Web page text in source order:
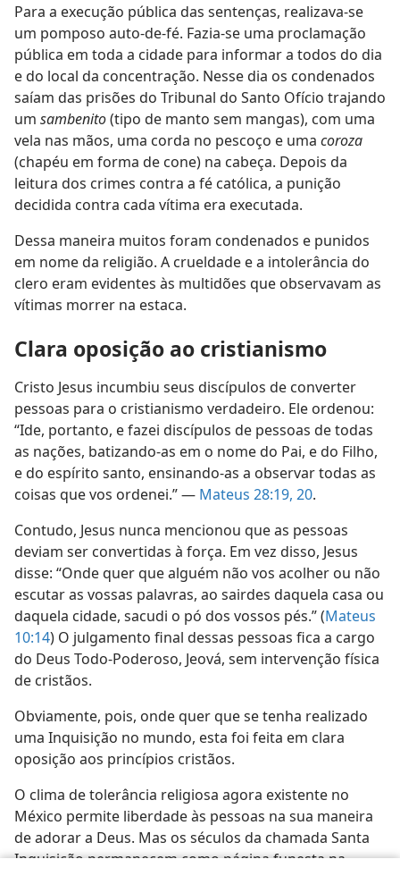
Para a execução pública das sentenças, realizava-se
um pomposo auto-de-fé. Fazia-se uma proclamação
pública em toda a cidade para informar a todos do dia
e do local da concentração. Nesse dia os condenados
saíam das prisões do Tribunal do Santo Ofício trajando
um sambenito(tipo de manto sem mangas), com uma
vela nas mãos, uma corda no pescoço e uma coroza
(chapéu em forma de cone) na cabeça. Depois da
leitura dos crimes contra a fé católica, a punição
decidida contra cada vítima era executada.
Dessa maneira muitos foram condenados e punidos
em nome da religião. A crueldade e a intolerância do
clero eram evidentes às multidões que observavam as
vítimas morrer na estaca.
Clara oposição ao cristianismo
Cristo Jesus incumbiu seus discípulos de converter
pessoas para o cristianismo verdadeiro. Ele ordenou:
“Ide, portanto, e fazei discípulos de pessoas de todas
as nações, batizando-as em o nome do Pai, e do Filho,
e do espírito santo, ensinando-as a observar todas as
coisas que vos ordenei.” — Mateus 28:19, 20.
Contudo, Jesus nunca mencionou que as pessoas
deviam ser convertidas à força. Em vez disso, Jesus
disse: “Onde quer que alguém não vos acolher ou não
escutar as vossas palavras, ao sairdes daquela casa ou
daquela cidade, sacudi o pó dos vossos pés.” (Mateus
10:14) O julgamento final dessas pessoas fica a cargo
do Deus Todo-Poderoso, Jeová, sem intervenção física
de cristãos.
Obviamente, pois, onde quer que se tenha realizado
uma Inquisição no mundo, esta foi feita em clara
oposição aos princípios cristãos.
O clima de tolerância religiosa agora existente no
México permite liberdade às pessoas na sua maneira
de adorar a Deus. Mas os séculos da chamada Santa
Inquisição permanecem como página funesta na